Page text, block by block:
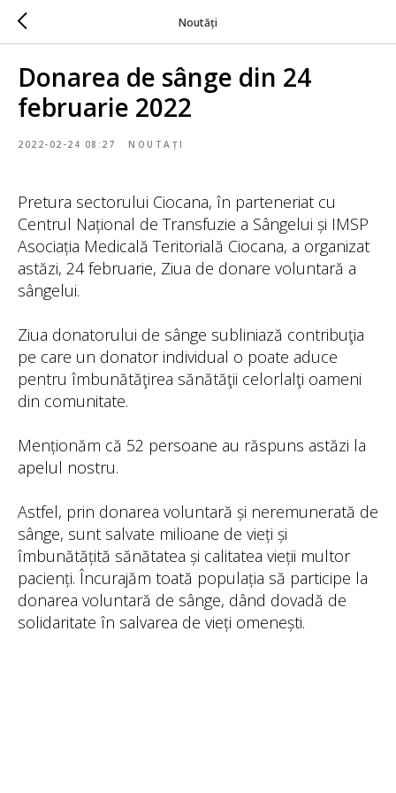
Noutăți
Donarea de sânge din 24
februarie 2022
2022-02-24 08:27 NOUTAȚI
Pretura sectorului Ciocana, în parteneriat cu
Centrul Național de Transfuzie a Sângelui și IMSP
Asociația Medicală Teritorială Ciocana, a organizat
astăzi, 24 februarie, Ziua de donare voluntară a
sângelui.
Ziua donatorului de sânge subliniază contribuţia
pe care un donator individual o poate aduce
pentru îmbunătăţirea sănătăţii celorlalţi oameni
din comunitate.
Menționăm că 52 persoane au răspuns astăzi la
apelul nostru.
Astfel, prin donarea voluntară și neremunerată de
sânge, sunt salvate milioane de vieți și
îmbunătățită sănătatea și calitatea vieții multor
pacienți. Încurajăm toată populația să participe la
donarea voluntară de sânge, dând dovadă de
solidaritate în salvarea de vieți omenești.